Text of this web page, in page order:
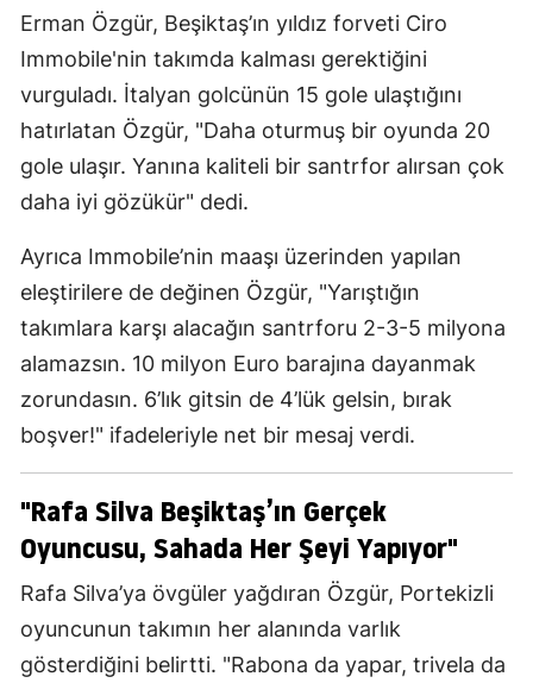
Erman Özgür, Beşiktaş’ın yıldız forveti Ciro
Immobile'nin takımda kalması gerektiğini
vurguladı. İtalyan golcünün 15 gole ulaştığını
hatırlatan Özgür, "Daha oturmuş bir oyunda 20
gole ulaşır. Yanına kaliteli bir santrfor alırsan çok
daha iyi gözükür" dedi.
Ayrıca Immobile’nin maaşı üzerinden yapılan
eleştirilere de değinen Özgür, "Yarıştığın
takımlara karşı alacağın santrforu 2-3-5 milyona
alamazsın. 10 milyon Euro barajına dayanmak
zorundasın. 6’lık gitsin de 4’lük gelsin, bırak
boşver!" ifadeleriyle net bir mesaj verdi.
"Rafa Silva Beşiktaş’ın Gerçek
Oyuncusu, Sahada Her Şeyi Yapıyor"
Rafa Silva’ya övgüler yağdıran Özgür, Portekizli
oyuncunun takımın her alanında varlık
gösterdiğini belirtti. "Rabona da yapar, trivela da